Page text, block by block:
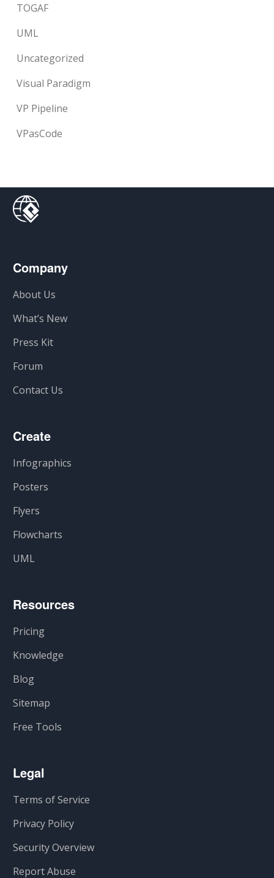
TOGAF
UML
Uncategorized
Visual Paradigm
VP Pipeline
VPasCode
Company
About Us
What’s New
Press Kit
Forum
Contact Us
Create
Infographics
Posters
Flyers
Flowcharts
UML
Resources
Pricing
Knowledge
Blog
Sitemap
Free Tools
Legal
Terms of Service
Privacy Policy
Security Overview
Report Abuse